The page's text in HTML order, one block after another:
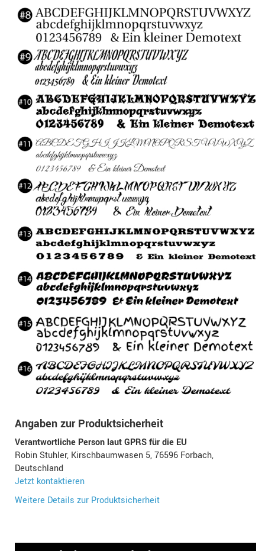
Angaben zur Produktsicherheit
Verantwortliche Person laut GPRS für die EU
Robin Stuhler, Kirschbaumwasen 5, 76596 Forbach,
Deutschland
Jetzt kontaktieren
Weitere Details zur Produktsicherheit